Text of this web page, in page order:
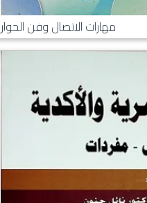
مهارات الاتصال وفن الحوار